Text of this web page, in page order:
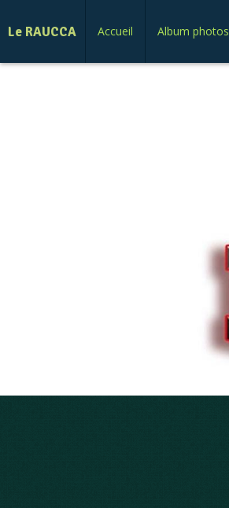
Le RAUCCA Accueil Album photos